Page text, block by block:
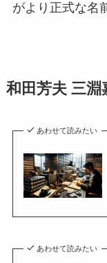
がより正式な名
和田芳夫 三
あわせて読みたい
あわせて読みたい